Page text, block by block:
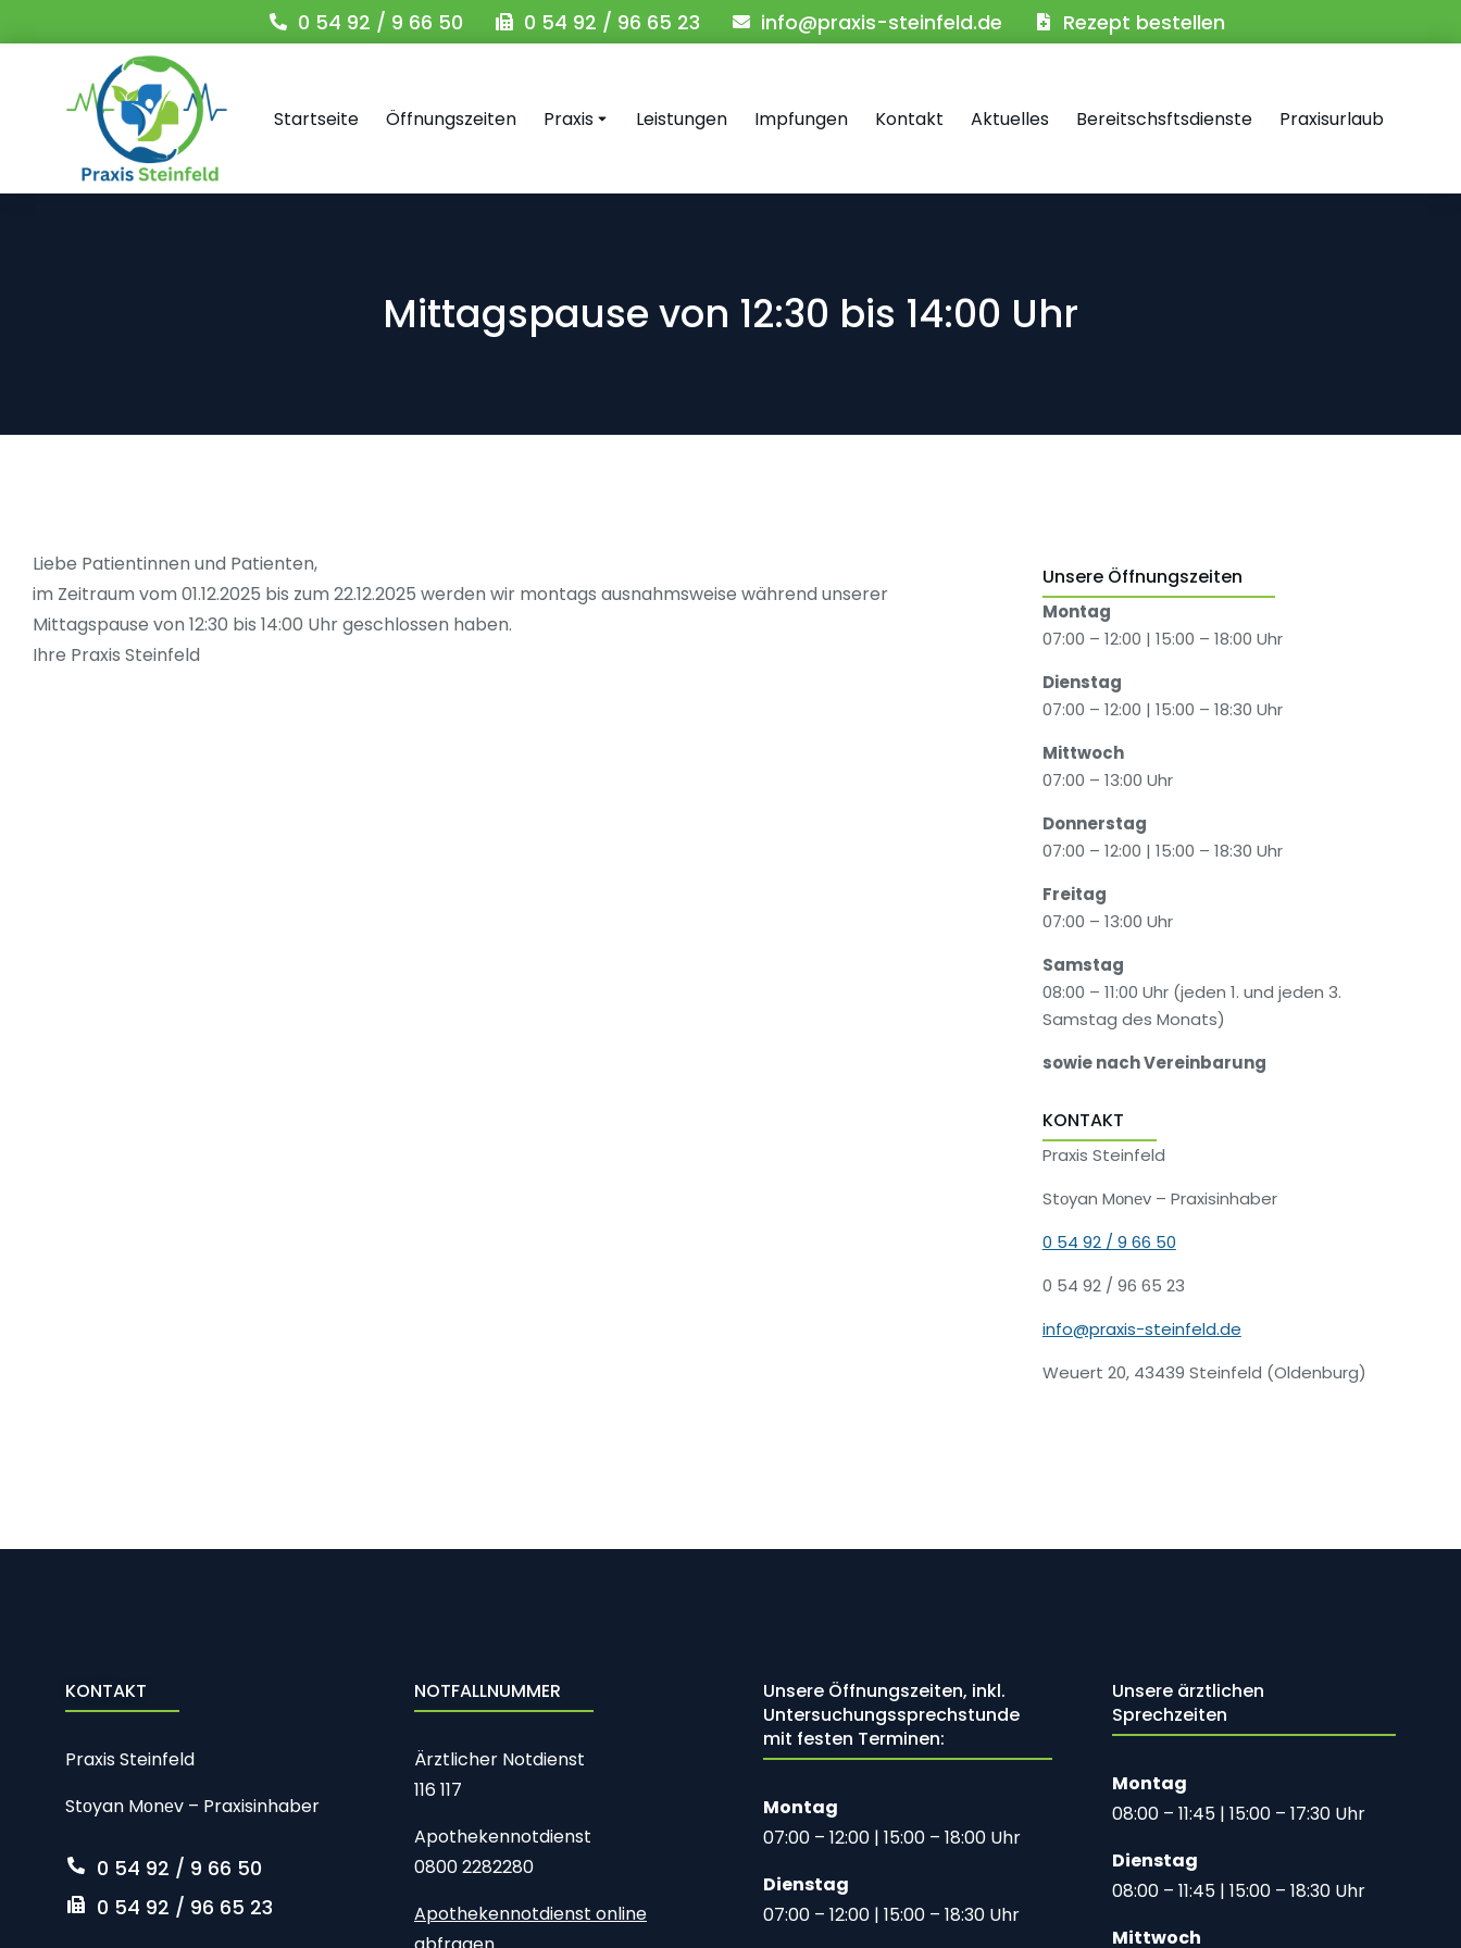
0 54 92 / 9 66 50 0 54 92 / 96 65 23 info@praxis-steinfeld.de Rezept bestellen
Startseite Öffnungszeiten Praxis Leistungen Impfungen Kontakt Aktuelles Bereitschsftsdienste Praxisurlaub
Mittagspause von 12:30 bis 14:00 Uhr
Liebe Patientinnen und Patienten,
im Zeitraum vom 01.12.2025 bis zum 22.12.2025 werden wir montags ausnahmsweise während unserer
Mittagspause von 12:30 bis 14:00 Uhr geschlossen haben.
Ihre Praxis Steinfeld
Unsere Öffnungszeiten
Montag
07:00 – 12:00 | 15:00 – 18:00 Uhr
Dienstag
07:00 – 12:00 | 15:00 – 18:30 Uhr
Mittwoch
07:00 – 13:00 Uhr
Donnerstag
07:00 – 12:00 | 15:00 – 18:30 Uhr
Freitag
07:00 – 13:00 Uhr
Samstag
08:00 – 11:00 Uhr (jeden 1. und jeden 3.
Samstag des Monats)
sowie nach Vereinbarung
KONTAKT
Praxis Steinfeld
Stоyan Mоnеv – Praxisinhaber
0 54 92 / 9 66 50
0 54 92 / 96 65 23
info@praxis-steinfeld.de
Weuert 20, 43439 Steinfeld (Oldenburg)
KONTAKT
Praxis Steinfeld
Stоyan Mоnеv – Praxisinhaber
0 54 92 / 9 66 50
0 54 92 / 96 65 23
NOTFALLNUMMER
Ärztlicher Notdienst
116 117
Apothekennotdienst
0800 2282280
Apothekennotdienst online
Unsere Öffnungszeiten, inkl.
Untersuchungssprechstunde
mit festen Terminen:
Montag
07:00 – 12:00 | 15:00 – 18:00 Uhr
Dienstag
07:00 – 12:00 | 15:00 – 18:30 Uhr
Unsere ärztlichen
Sprechzeiten
Montag
08:00 – 11:45 | 15:00 – 17:30 Uhr
Dienstag
08:00 – 11:45 | 15:00 – 18:30 Uhr
Mittwoch